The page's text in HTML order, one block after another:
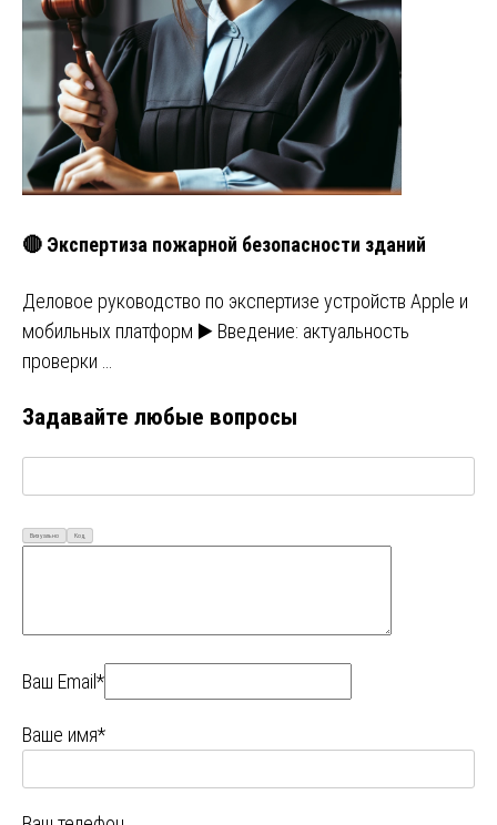
🔴 Экспертиза пожарной безопасности зданий
Деловое руководство по экспертизе устройств Apple и
мобильных платформ ▶️ Введение: актуальность
проверки …
Задавайте любые вопросы
Визуально Код
Ваш Email*
Ваше имя*